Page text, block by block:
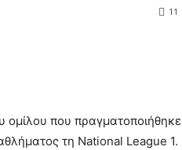
11
που πραγματοποιήθηκε
τη National League 1.